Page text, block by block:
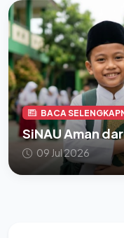
BACA
SiNAU Aman
09 Jul 2026